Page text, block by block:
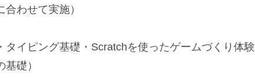
わせて実施）
タイピング基礎・Scratchを使ったゲームづくり体験
礎）